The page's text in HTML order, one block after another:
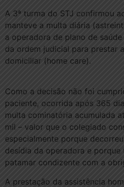
A 3ª turma do STJ confirmou
manteve a multa diária
a operadora de plano de
da ordem judicial para prestar
domiciliar (home care).
Como a decisão não foi
paciente, ocorrida após 365
multa cominatória acumulada
mil – valor que o colegiado
especialmente porque
desídia da operadora e
patamar condizente com a
A prestação da assistência